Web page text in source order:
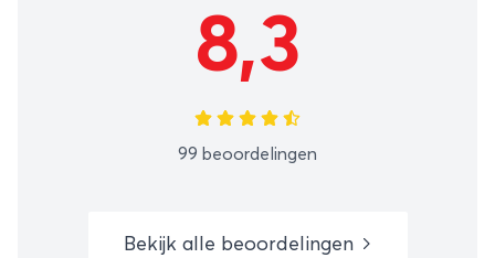
8,3
99 beoordelingen
Bekijk alle beoordelingen